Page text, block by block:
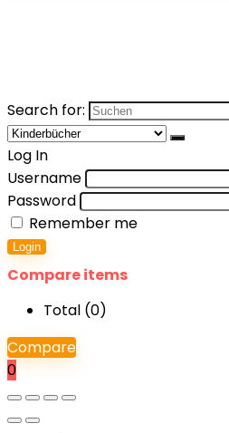
Search for:
Log In
Username
Password
Remember me
Login
Compare items
Total (0)
Compare
0